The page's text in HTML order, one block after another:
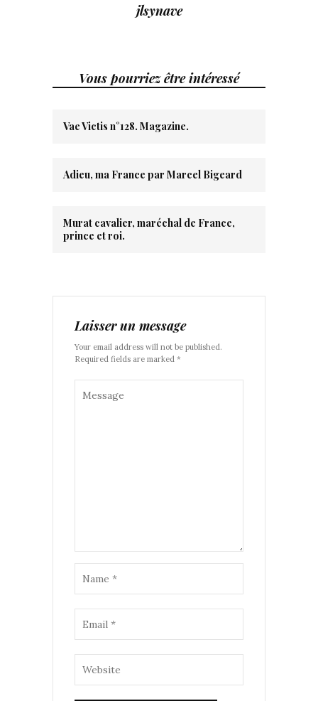
jlsynave
Vous pourriez être intéressé
Vae Victis n°128. Magazine.
Adieu, ma France par Marcel Bigeard
Murat cavalier, maréchal de France,
prince et roi.
Laisser un message
Your email address will not be published.
Required fields are marked *